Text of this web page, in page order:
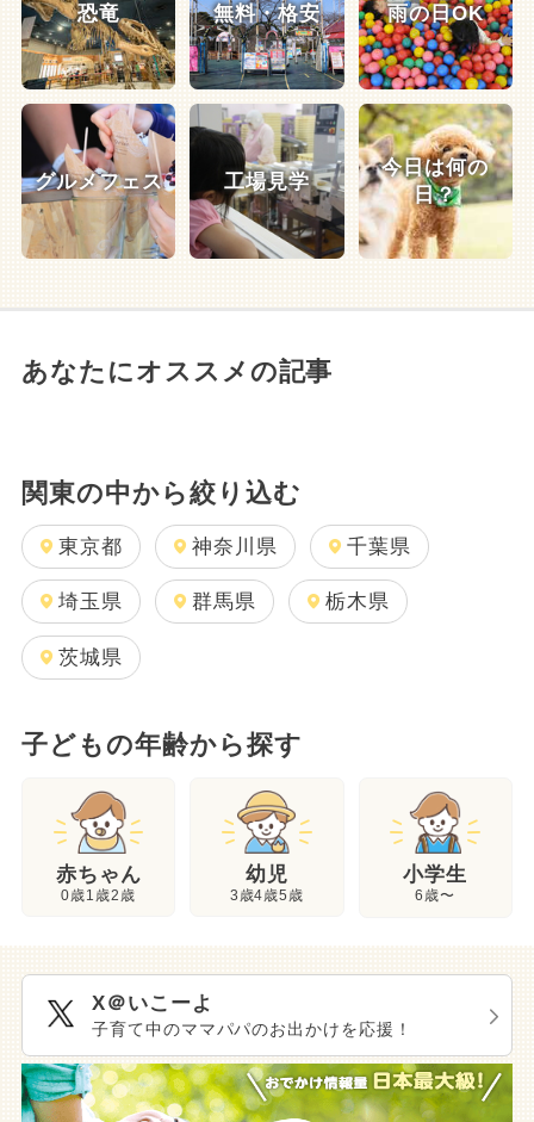
恐竜 無料・格安 雨の日OK
グルメフェス 工場見学
今日は何の
日？
あなたにオススメの記事
関東の中から絞り込む
東京都 神奈川県 千葉県
埼玉県 群馬県 栃木県
茨城県
子どもの年齢から探す
赤ちゃん
0歳1歳2歳
幼児
3歳4歳5歳
小学生
6歳〜
X＠いこーよ
子育て中のママパパのお出かけを応援！